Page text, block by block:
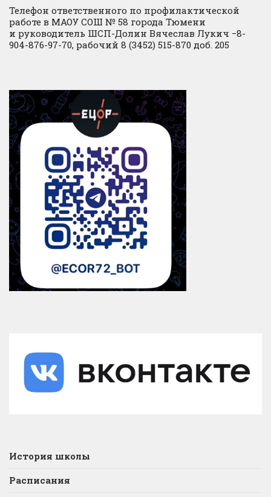
Телефон ответственного по профилактической
работе в МАОУ СОШ № 58 города Тюмени
и руководитель ШСП-Долин Вячеслав Лукич −8-
904-876-97-70, рабочий 8 (3452) 515-870 доб. 205
История школы
Расписания